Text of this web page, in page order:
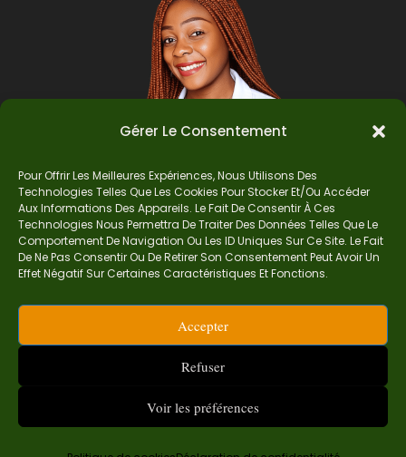
Gérer Le Consentement
Pour Offrir Les Meilleures Expériences, Nous Utilisons Des
Technologies Telles Que Les Cookies Pour Stocker Et/ou Accéder
Aux Informations Des Appareils. Le Fait De Consentir À Ces
Technologies Nous Permettra De Traiter Des Données Telles Que Le
Comportement De Navigation Ou Les ID Uniques Sur Ce Site. Le Fait
De Ne Pas Consentir Ou De Retirer Son Consentement Peut Avoir Un
Effet Négatif Sur Certaines Caractéristiques Et Fonctions.
Accepter
Refuser
Voir les préférences
Auteur
Je suis Madame Mba, une enseignante certifiée
mes épreuves, documents mathématiques,
astuces et conseils pour t’aider à comprendre,
468 359